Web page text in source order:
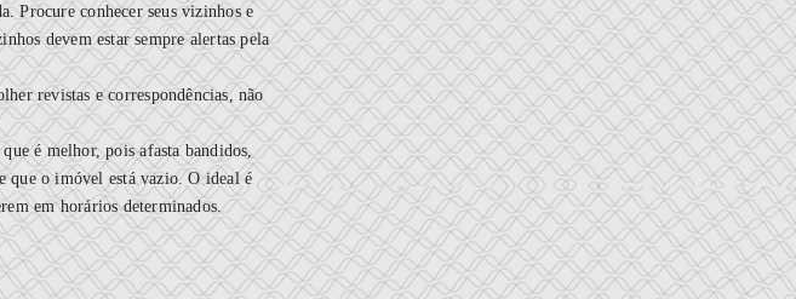
Procure conhecer seus vizinhos e
devem estar sempre alertas pela
revistas e correspondências, não
é melhor, pois afasta bandidos,
que o imóvel está vazio. O ideal é
em horários determinados.